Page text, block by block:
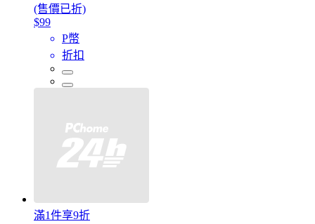
(售價已折)
$99
P幣
折扣
滿1件享9折